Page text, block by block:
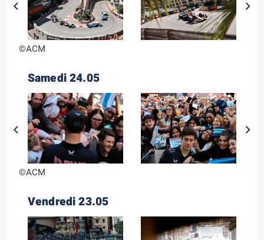
©ACM
Samedi 24.05
©ACM
Vendredi 23.05